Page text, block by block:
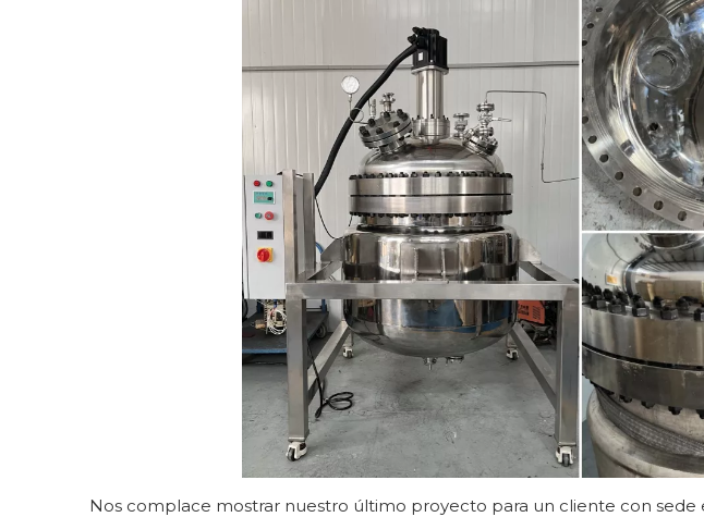
Nos complace mostrar nuestro último proyecto para un cliente con sede